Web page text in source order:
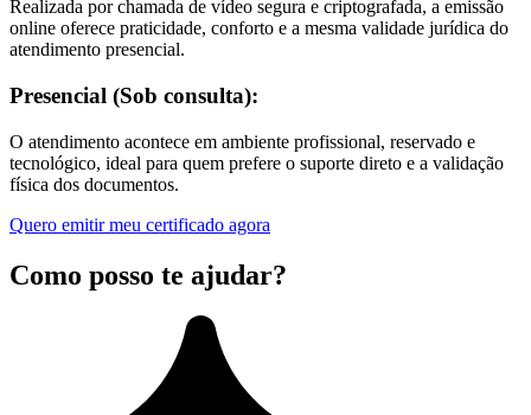
Realizada por chamada de vídeo segura e criptografada, a emissão
online oferece praticidade, conforto e a mesma validade jurídica do
atendimento presencial.
Presencial (Sob consulta):
O atendimento acontece em ambiente profissional, reservado e
tecnológico, ideal para quem prefere o suporte direto e a validação
física dos documentos.
Quero emitir meu certificado agora
Como posso te ajudar?